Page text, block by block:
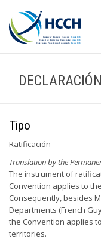
Tipo
Ratificación
Translation by the
The instrument of
Convention applies to
Consequently, besides
Departments (French
the Convention applies
territories.